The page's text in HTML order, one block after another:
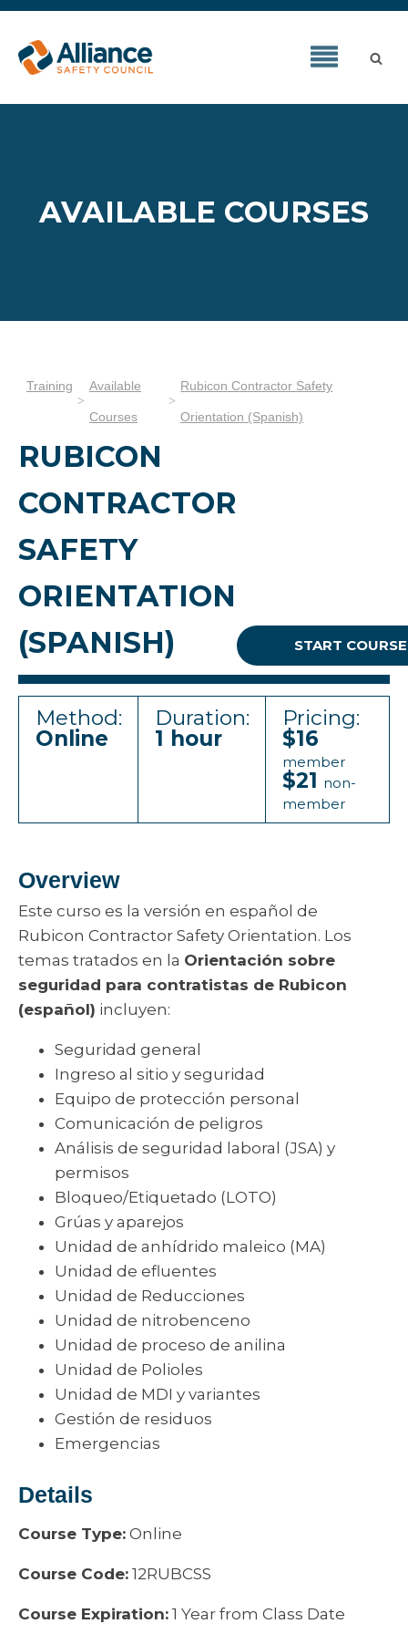
AVAILABLE COURSES
Training Available
Courses
Rubicon Contractor Safety
Orientation (Spanish)
RUBICON
CONTRACTOR
SAFETY
ORIENTATION
(SPANISH)
START COURSE
Method:
Online
Duration:
1 hour
Pricing:
$16
member
$21 non-
member
Overview
Este curso es la versión en español de
Rubicon Contractor Safety Orientation. Los
temas tratados en la Orientación sobre
seguridad para contratistas de Rubicon
(español) incluyen:
Seguridad general
Ingreso al sitio y seguridad
Equipo de protección personal
Comunicación de peligros
Análisis de seguridad laboral (JSA) y
permisos
Bloqueo/Etiquetado (LOTO)
Grúas y aparejos
Unidad de anhídrido maleico (MA)
Unidad de efluentes
Unidad de Reducciones
Unidad de nitrobenceno
Unidad de proceso de anilina
Unidad de Polioles
Unidad de MDI y variantes
Gestión de residuos
Emergencias
Details
Course Type: Online
Course Code: 12RUBCSS
Course Expiration: 1 Year from Class Date